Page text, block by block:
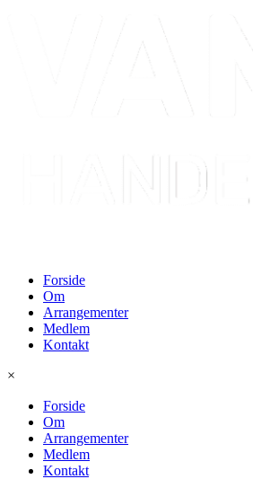
Forside
Om
Arrangementer
Medlem
Kontakt
×
Forside
Om
Arrangementer
Medlem
Kontakt